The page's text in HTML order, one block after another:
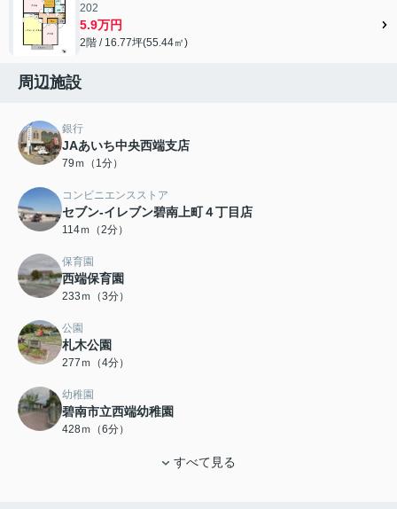
202
5.9万円
2階 / 16.77坪(55.44㎡)
周辺施設
銀行
JAあいち中央西端支店
79ｍ（1分）
コンビニエンスストア
セブン-イレブン碧南上町４丁目店
114ｍ（2分）
保育園
西端保育園
233ｍ（3分）
公園
札木公園
277ｍ（4分）
幼稚園
碧南市立西端幼稚園
428ｍ（6分）
すべて見る